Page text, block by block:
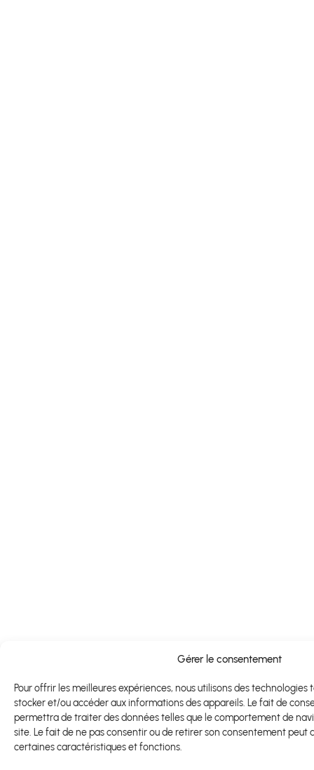
Gérer le consentement
Pour offrir les meilleures expériences, nous utilisons des technologies
stocker et/ou accéder aux informations des appareils. Le fait de
permettra de traiter des données telles que le comportement de
site. Le fait de ne pas consentir ou de retirer son consentement peut
certaines caractéristiques et fonctions.